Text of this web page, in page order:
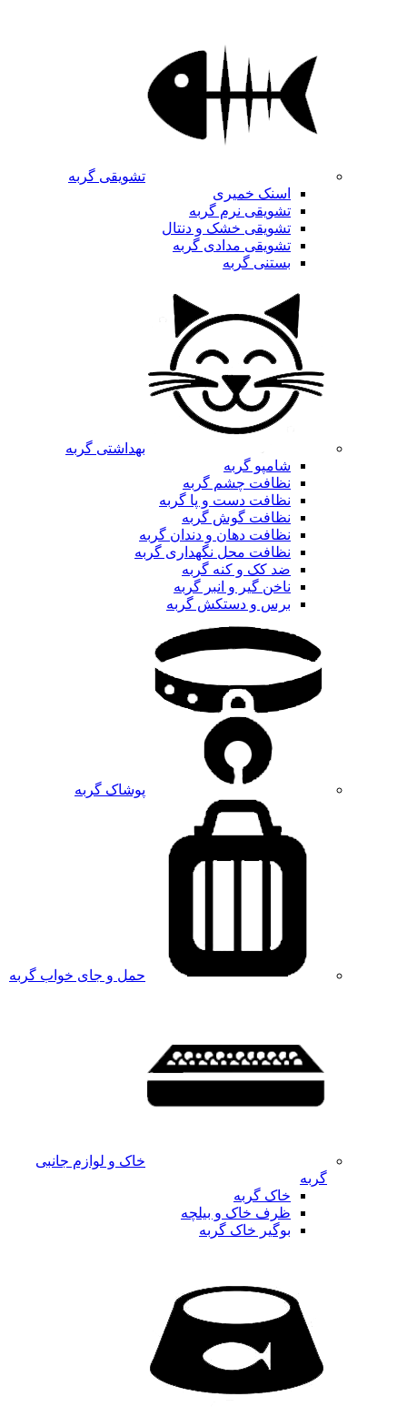
تشویقی گربه
اسنک خمیری
تشویقی نرم گربه
تشویقی خشک و دنتال
تشویقی مدادی گربه
بستنی گربه
بهداشتی گربه
شامپو گربه
نظافت چشم گربه
نظافت دست و پا گربه
نظافت گوش گربه
نظافت دهان و دندان گربه
نظافت محل نگهداری گربه
ضد کک و کنه گربه
ناخن گیر و انبر گربه
برس و دستکش گربه
پوشاک گربه
حمل و جای خواب گربه
خاک و لوازم جانبی
گربه
خاک گربه
ظرف خاک و بیلچه
بوگیر خاک گربه